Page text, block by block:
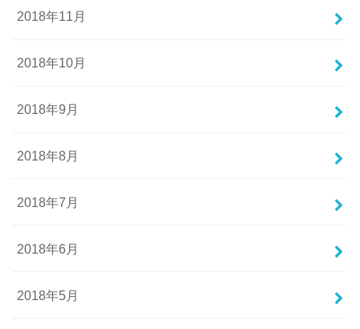
2018年11月
2018年10月
2018年9月
2018年8月
2018年7月
2018年6月
2018年5月